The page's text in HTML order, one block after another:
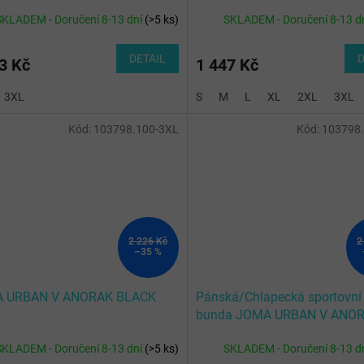
- Doručení 8-13 dní(>5 ks)
Kč DETAIL
3XL
SKLADEM - Doručení 8-13
1 447 Kč
S M L XL 2XL 3XL
2 226 Kč
–35 %
URBAN V ANORAK BLACK
- Doručení 8-13 dní(>5 ks)
Kód: 103798.100-3XL
Pánská/Chlapecká
bunda JOMA URBAN V
SKLADEM - Doručení 8-13
Kód: